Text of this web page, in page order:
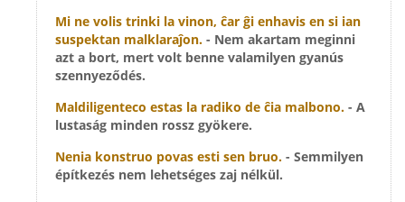
Mi ne volis trinki la vinon, ĉar ĝi enhavis en si ian
suspektan malklaraĵon. - Nem akartam meginni
azt a bort, mert volt benne valamilyen gyanús
szennyeződés.
Maldiligenteco estas la radiko de ĉia malbono. - A
lustaság minden rossz gyökere.
Nenia konstruo povas esti sen bruo. - Semmilyen
építkezés nem lehetséges zaj nélkül.